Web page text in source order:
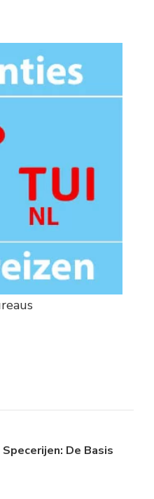
De Basis